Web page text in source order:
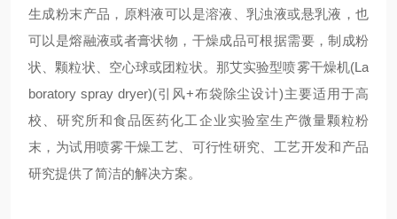
生成粉末产品，原料液可以是溶液、乳浊液或悬乳液，也
可以是熔融液或者膏状物，干燥成品可根据需要，制成粉
状、颗粒状、空心球或团粒状。那艾实验型喷雾干燥机(La
boratory spray dryer)(引风+布袋除尘设计)主要适用于高
校、研究所和食品医药化工企业实验室生产微量颗粒粉
末，为试用喷雾干燥工艺、可行性研究、工艺开发和产品
研究提供了简洁的解决方案。